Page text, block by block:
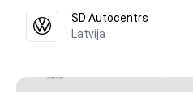
SD Autocentrs
Latvija